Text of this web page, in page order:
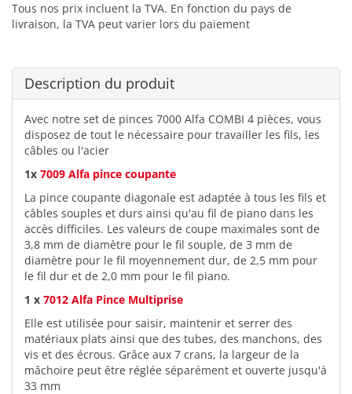
Tous nos prix incluent la TVA. En fonction du pays de
livraison, la TVA peut varier lors du paiement
Description du produit
Avec notre set de pinces 7000 Alfa COMBI 4 pièces, vous
disposez de tout le nécessaire pour travailler les fils, les
câbles ou l'acier
1x 7009 Alfa pince coupante
La pince coupante diagonale est adaptée à tous les fils et
câbles souples et durs ainsi qu'au fil de piano dans les
accès difficiles. Les valeurs de coupe maximales sont de
3,8 mm de diamètre pour le fil souple, de 3 mm de
diamètre pour le fil moyennement dur, de 2,5 mm pour
le fil dur et de 2,0 mm pour le fil piano.
1 x 7012 Alfa Pince Multiprise
Elle est utilisée pour saisir, maintenir et serrer des
matériaux plats ainsi que des tubes, des manchons, des
vis et des écrous. Grâce aux 7 crans, la largeur de la
mâchoire peut être réglée séparément et ouverte jusqu'à
33 mm